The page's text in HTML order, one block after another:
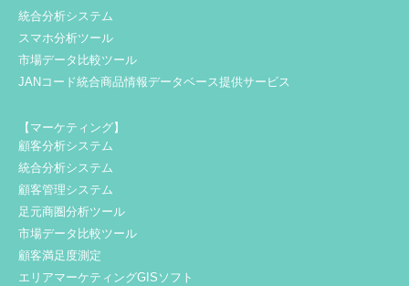
統合分析システム
スマホ分析ツール
市場データ比較ツール
JANコード統合商品情報データベース提供サービス
【マーケティング】
顧客分析システム
統合分析システム
顧客管理システム
足元商圏分析ツール
市場データ比較ツール
顧客満足度測定
エリアマーケティングGISソフト